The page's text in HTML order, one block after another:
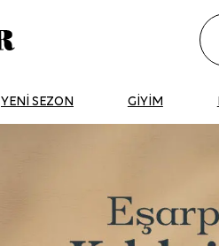
YENİ SEZON GİYİM